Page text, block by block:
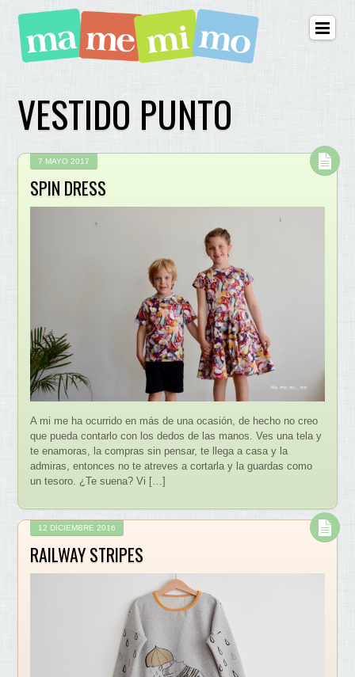
VESTIDO PUNTO
7 MAYO 2017
SPIN DRESS
A mi me ha ocurrido en más de una ocasión, de hecho no creo
que pueda contarlo con los dedos de las manos. Ves una tela y
te enamoras, la compras sin pensar, te llega a casa y la
admiras, entonces no te atreves a cortarla y la guardas como
un tesoro. ¿Te suena? Vi […]
12 DICIEMBRE 2016
RAILWAY STRIPES